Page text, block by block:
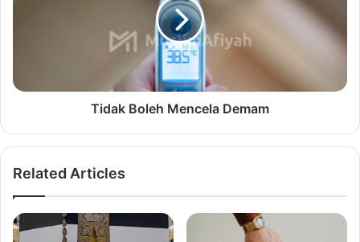
Tidak Boleh Mencela Demam
Related Articles